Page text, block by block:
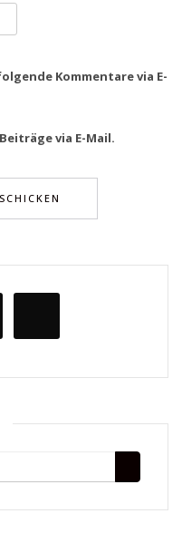
Kommentare via E-
via E-Mail.